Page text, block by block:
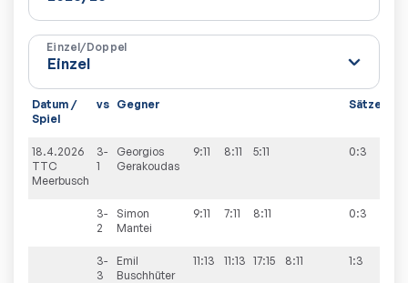
Einzel/Doppel
Datum /
Spiel
vs Gegner Sätze
18.4.2026
TTC
Meerbusch
3-
1
Georgios
Gerakoudas
9:11 8:11 5:11 0:3
3-
2
Simon
Mantei
9:11 7:11 8:11 0:3
3-
3
Emil
Buschhüter
11:13 11:13 17:15 8:11 1:3